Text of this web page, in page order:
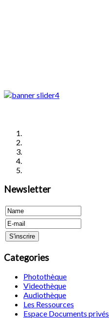
Newsletter
Categories
Photothèque
Videothèque
Audiothèque
Les Ressources
Espace Documents privés